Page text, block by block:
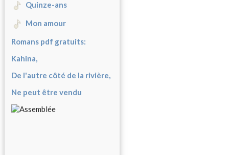
Quinze-ans
Mon amour
Romans pdf gratuits:
Kahina,
De l'autre côté de la rivière,
Ne peut être vendu